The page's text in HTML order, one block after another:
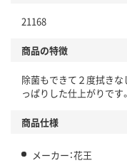
21168
商品の特徴
除菌もできて２度拭きな
っぱりした仕上がりです。
商品仕様
メーカー：花王